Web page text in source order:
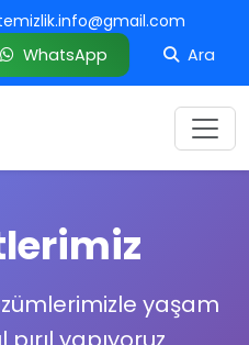
WhatsApp
Ara
yaşam